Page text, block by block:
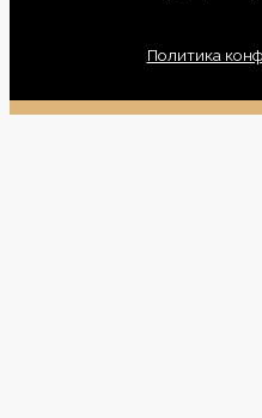
Политика